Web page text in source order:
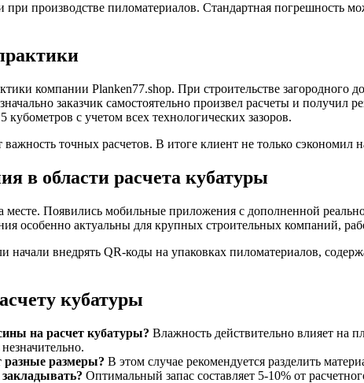
производстве пиломатериалов. Стандартная погрешность
компании Planken77.shop. При строительстве загородного
заказчик самостоятельно произвел расчеты и получил
кубометров с учетом всех технологических зазоров.
точных расчетов. В итоге клиент не только
в области расчета кубатуры
месте. Появились мобильные приложения с дополненной
особенно актуальны для крупных строительных компаний,
начали внедрять QR-коды на упаковках пиломатериалов,
кубатуры
на расчет кубатуры? Влажность действительно влияет на
разные размеры? В этом случае рекомендуется разделить
Оптимальный запас составляет 5-10% от